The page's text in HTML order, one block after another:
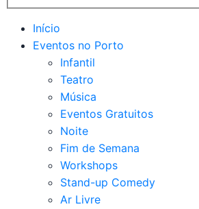
Início
Eventos no Porto
Infantil
Teatro
Música
Eventos Gratuitos
Noite
Fim de Semana
Workshops
Stand-up Comedy
Ar Livre